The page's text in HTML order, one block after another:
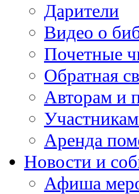
Дарители
Видео о
Почетные
Обратная
Авторам и
Аренда
Новости и
Афиша